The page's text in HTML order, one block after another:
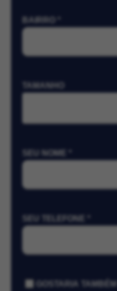
TAMANHO
SEU NOME *
SEU TELEFONE *
GOSTARIA